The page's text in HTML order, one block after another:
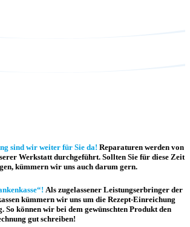
sind wir weiter für Sie da! Reparaturen werden von
Werkstatt durchgeführt. Sollten Sie für diese Zeit
kümmern wir uns auch darum gern.
Als zugelassener Leistungserbringer der
kümmern wir uns um die Rezept-Einreichung
So können wir bei dem gewünschten Produkt den
gut schreiben!